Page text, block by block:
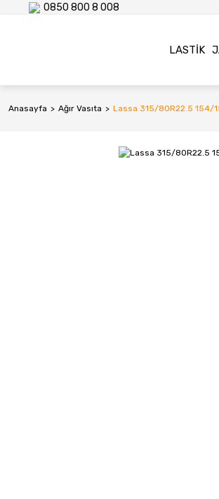
0850 800 8 008
LASTIK
Anasayfa Ağır Vasıta Lassa 315/80R22.5 154/